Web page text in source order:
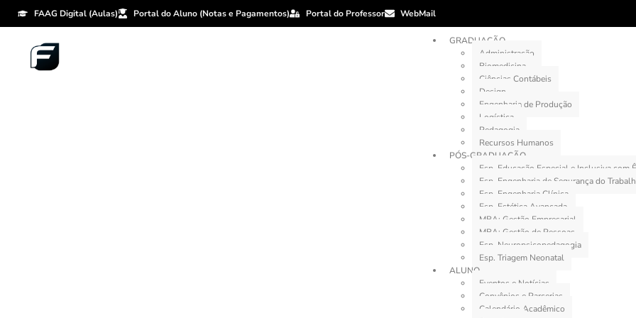
FAAG Digital (Aulas) Portal do Aluno (Notas e Pagamentos) Portal do Professor WebMail
GRADUAÇÃO
Administração
Biomedicina
Ciências Contábeis
Design
Engenharia de Produção
Logística
Pedagogia
Recursos Humanos
PÓS-GRADUAÇÃO
Esp. Educação Especial e Inclusiva com
Esp. Engenharia de Segurança do
Esp. Engenharia Clínica
Esp. Estética Avançada
MBA: Gestão Empresarial
MBA: Gestão de Pessoas
Esp. Neuropsicopedagogia
Esp. Triagem Neonatal
ALUNO
Eventos e Notícias
Convênios e Parcerias
Calendário Acadêmico